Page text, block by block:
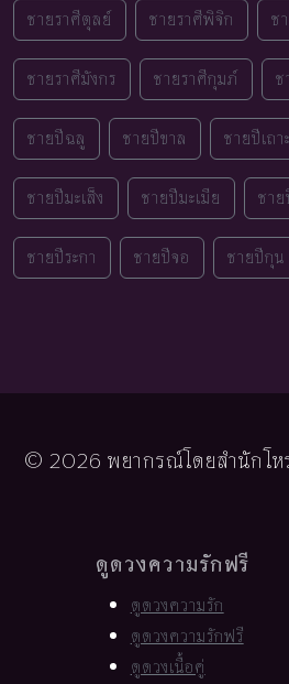
ชายราศีตุลย์ ชายราศีพิจิก ช
ชายราศีมังกร ชายราศีกุมภ์ ช
ชายปีฉลู ชายปีขาล ชายปีเถาะ
ชายปีมะเส็ง ชายปีมะเมีย ชา
ชายปีระกา ชายปีจอ ชายปีกุน
© 2026 พยากรณ์โดยสำนักโห
ดูดวงความรักฟรี
ดูดวงความรัก
ดูดวงความรักฟรี
ดูดวงเนื้อคู่